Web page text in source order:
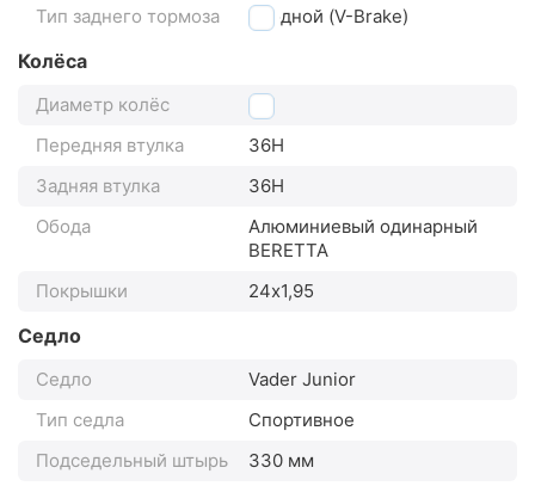
Тип заднего тормоза ободной (V-Brake)
Колёса
Диаметр колёс
24"
Передняя втулка
36H
Задняя втулка
36H
Обода
Алюминиевый одинарный
BERETTA
Покрышки
24х1,95
Седло
Седло
Vader Junior
Тип седла
Спортивное
Подседельный штырь
330 мм